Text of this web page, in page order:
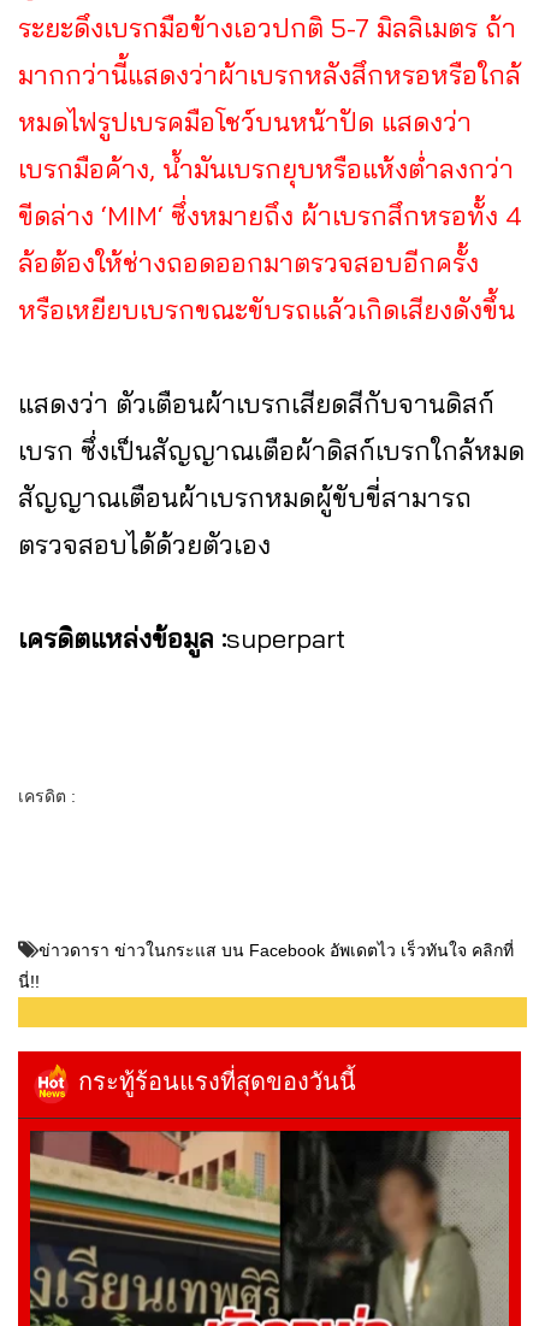
ระยะดึงเบรกมือข้างเอวปกติ 5-7 มิลลิเมตร ถ้า
มากกว่านี้แสดงว่าผ้าเบรกหลังสึกหรอหรือใกล้
หมดไฟรูปเบรคมือโชว์บนหน้าปัด แสดงว่า
เบรกมือค้าง, น้ำมันเบรกยุบหรือแห้งต่ำลงกว่า
ขีดล่าง ‘MIM‘ ซึ่งหมายถึง ผ้าเบรกสึกหรอทั้ง 4
ล้อต้องให้ช่างถอดออกมาตรวจสอบอีกครั้ง
หรือเหยียบเบรกขณะขับรถแล้วเกิดเสียงดังขึ้น
แสดงว่า ตัวเตือนผ้าเบรกเสียดสีกับจานดิสก์
เบรก ซึ่งเป็นสัญญาณเตือผ้าดิสก์เบรกใกล้หมด
สัญญาณเตือนผ้าเบรกหมดผู้ขับขี่สามารถ
ตรวจสอบได้ด้วยตัวเอง
เครดิตแหล่งข้อมูล :superpart
เครดิต :
ข่าวดารา ข่าวในกระแส บน Facebook อัพเดตไว เร็วทันใจ คลิกที่
นี่!!
กระทู้ร้อนแรงที่สุดของวันนี้